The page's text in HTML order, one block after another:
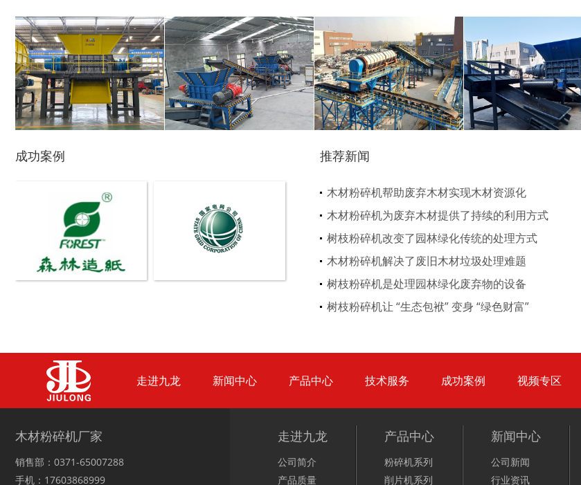
废纸破碎机 双轴撕碎机 树枝粉碎机 稻草破碎机
生活垃圾处理设备... 工业固废处理设备...
废钢破碎机 模板破碎机
陈腐垃圾处理设备... 建筑垃圾处理设备... 金属压块破碎机 塑料粉碎机
成功案例 推荐新闻
木材粉碎机帮助废弃木材实现木材资源化
木材粉碎机为废弃木材提供了持续的利用方式
树枝粉碎机改变了园林绿化传统的处理方式
木材粉碎机解决了废旧木材垃圾处理难题
树枝粉碎机是处理园林绿化废弃物的设备
树枝粉碎机让 “生态包袱” 变身 “绿色财富”
走进九龙 新闻中心 产品中心 技术服务 成功案例 视频专区
木材粉碎机厂家
销售部：0371-65007288
手机：17603868999
走进九龙
公司简介
产品质量
产品中心
粉碎机系列
削片机系列
新闻中心
公司新闻
行业资讯